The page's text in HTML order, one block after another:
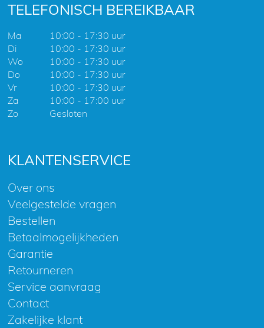
TELEFONISCH BEREIKBAAR
Ma
10:00 - 17:30 uur
Di
10:00 - 17:30 uur
Wo
10:00 - 17:30 uur
Do
10:00 - 17:30 uur
Vr
10:00 - 17:30 uur
Za
10:00 - 17:00 uur
Zo
Gesloten
KLANTENSERVICE
Over ons
Veelgestelde vragen
Bestellen
Betaalmogelijkheden
Garantie
Retourneren
Service aanvraag
Contact
Zakelijke klant